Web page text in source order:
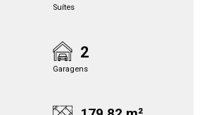
Suítes
2
Garagens